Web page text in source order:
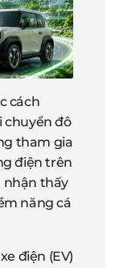
cách
chuyển đô
tham gia
điện trên
nhận thấy
năng cá
điện (EV)